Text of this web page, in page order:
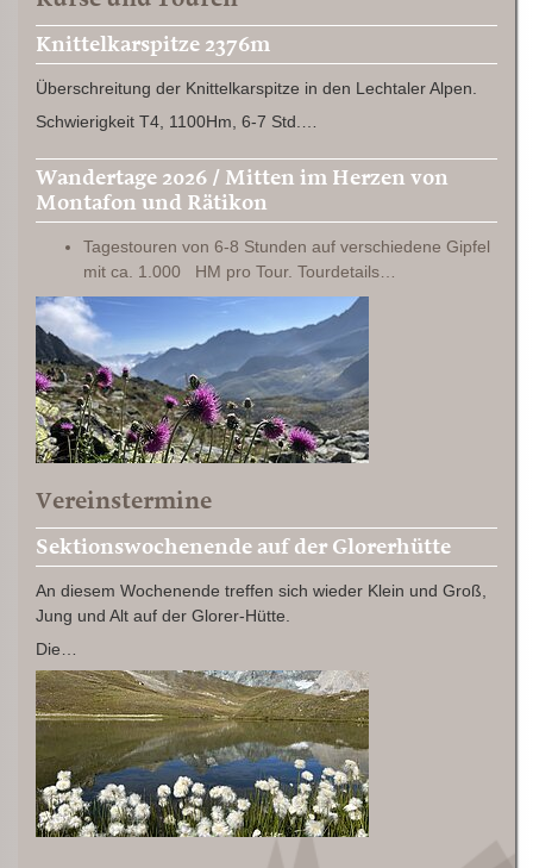
Knittelkarspitze 2376m
Überschreitung der Knittelkarspitze in den Lechtaler Alpen.
Schwierigkeit T4, 1100Hm, 6-7 Std.…
Wandertage 2026 / Mitten im Herzen von
Montafon und Rätikon
Tagestouren von 6-8 Stunden auf verschiedene Gipfel
mit ca. 1.000 HM pro Tour. Tourdetails…
Vereinstermine
Sektionswochenende auf der Glorerhütte
An diesem Wochenende treffen sich wieder Klein und Groß,
Jung und Alt auf der Glorer-Hütte.
Die…